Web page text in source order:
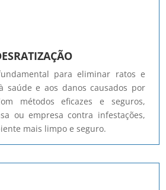
para eliminar ratos e
saúde e aos danos causados por
métodos eficazes e seguros,
ou empresa contra infestações,
mais limpo e seguro.